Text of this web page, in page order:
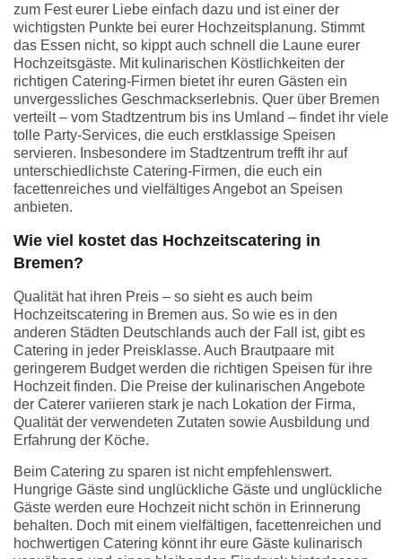
zum Fest eurer Liebe einfach dazu und ist einer der
wichtigsten Punkte bei eurer Hochzeitsplanung. Stimmt
das Essen nicht, so kippt auch schnell die Laune eurer
Hochzeitsgäste. Mit kulinarischen Köstlichkeiten der
richtigen Catering-Firmen bietet ihr euren Gästen ein
unvergessliches Geschmackserlebnis. Quer über Bremen
verteilt – vom Stadtzentrum bis ins Umland – findet ihr viele
tolle Party-Services, die euch erstklassige Speisen
servieren. Insbesondere im Stadtzentrum trefft ihr auf
unterschiedlichste Catering-Firmen, die euch ein
facettenreiches und vielfältiges Angebot an Speisen
anbieten.
Wie viel kostet das Hochzeitscatering in
Bremen?
Qualität hat ihren Preis – so sieht es auch beim
Hochzeitscatering in Bremen aus. So wie es in den
anderen Städten Deutschlands auch der Fall ist, gibt es
Catering in jeder Preisklasse. Auch Brautpaare mit
geringerem Budget werden die richtigen Speisen für ihre
Hochzeit finden. Die Preise der kulinarischen Angebote
der Caterer variieren stark je nach Lokation der Firma,
Qualität der verwendeten Zutaten sowie Ausbildung und
Erfahrung der Köche.
Beim Catering zu sparen ist nicht empfehlenswert.
Hungrige Gäste sind unglückliche Gäste und unglückliche
Gäste werden eure Hochzeit nicht schön in Erinnerung
behalten. Doch mit einem vielfältigen, facettenreichen und
hochwertigen Catering könnt ihr eure Gäste kulinarisch